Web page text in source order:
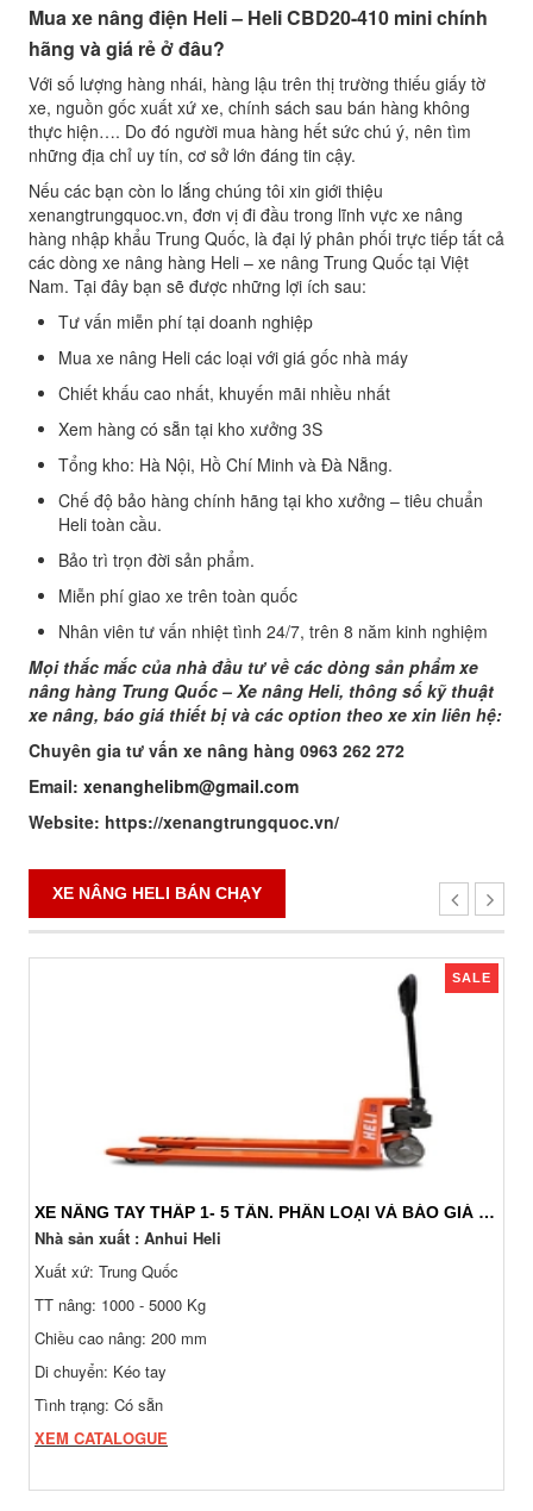
Mua xe nâng điện Heli – Heli CBD20-410 mini chính
hãng và giá rẻ ở đâu?
Với số lượng hàng nhái, hàng lậu trên thị trường thiếu giấy tờ
xe, nguồn gốc xuất xứ xe, chính sách sau bán hàng không
thực hiện…. Do đó người mua hàng hết sức chú ý, nên tìm
những địa chỉ uy tín, cơ sở lớn đáng tin cậy.
Nếu các bạn còn lo lắng chúng tôi xin giới thiệu
xenangtrungquoc.vn, đơn vị đi đầu trong lĩnh vực xe nâng
hàng nhập khẩu Trung Quốc, là đại lý phân phối trực tiếp tất cả
các dòng xe nâng hàng Heli – xe nâng Trung Quốc tại Việt
Nam. Tại đây bạn sẽ được những lợi ích sau:
Tư vấn miễn phí tại doanh nghiệp
Mua xe nâng Heli các loại với giá gốc nhà máy
Chiết khấu cao nhất, khuyến mãi nhiều nhất
Xem hàng có sẵn tại kho xưởng 3S
Tổng kho: Hà Nội, Hồ Chí Minh và Đà Nẵng.
Chế độ bảo hàng chính hãng tại kho xưởng – tiêu chuẩn
Heli toàn cầu.
Bảo trì trọn đời sản phẩm.
Miễn phí giao xe trên toàn quốc
Nhân viên tư vấn nhiệt tình 24/7, trên 8 năm kinh nghiệm
Mọi thắc mắc của nhà đầu tư về các dòng sản phẩm xe
nâng hàng Trung Quốc – Xe nâng Heli, thông số kỹ thuật
xe nâng, báo giá thiết bị và các option theo xe xin liên hệ:
Chuyên gia tư vấn xe nâng hàng 0963 262 272
Email: xenanghelibm@gmail.com
Website: https://xenangtrungquoc.vn/
XE NÂNG HELI BÁN CHẠY
SALE
XE NÂNG TAY THẤP 1- 5 TẤN. PHÂN LOẠI VÀ BÁO GIÁ 24/7
Nhà sản xuất : Anhui Heli
Xuất xứ: Trung Quốc
TT nâng: 1000 - 5000 Kg
Chiều cao nâng: 200 mm
Di chuyển: Kéo tay
Tình trạng: Có sẵn
XEM CATALOGUE